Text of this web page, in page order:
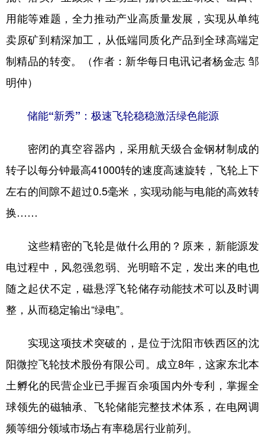
用能等难题，全力推动产业高质量发展，实现从单纯
卖原矿到精深加工，从低端同质化产品到全球高端定
制精品的转变。（作者：新华每日电讯记者杨金志 邹
明仲）
储能“新秀”：极速飞轮稳稳激活绿色能源
密闭的真空容器内，采用航天级合金钢材制成的
转子以每分钟最高41000转的速度高速旋转，飞轮上下
左右的间隙不超过0.5毫米，实现动能与电能的高效转
换……
这些精密的飞轮是做什么用的？原来，新能源发
电过程中，风忽强忽弱、光明暗不定，发出来的电也
随之起伏不定，磁悬浮飞轮储存动能技术可以及时调
整，从而稳定输出“绿电”。
实现这项技术突破的，是位于沈阳市铁西区的沈
阳微控飞轮技术股份有限公司。成立8年，这家东北本
土孵化的民营企业已手握百余项国内外专利，掌握全
球领先的磁轴承、飞轮储能完整技术体系，在电网调
频等细分领域市场占有率稳居行业前列。